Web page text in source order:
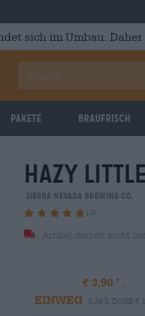
sich im Umbau.
Pakete Braufrisch
hazy
Sierra Nevada Brewing Co.
(3)
Artikel derzeit nicht
€ 3,90
EINWEG
0,36 L DOSE €